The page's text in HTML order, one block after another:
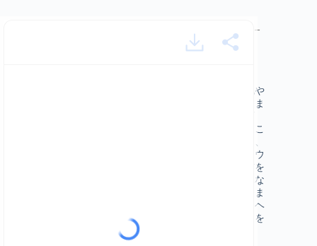
[ja] ヴェルサイユ宮殿の家具職人、ローラン・ジャナン –
この夏、私たちはヴェルサイユ宮殿を目指します。団地や
その工房にマイクを設置し、その芸術職の一端を紹介しま
家、装飾家、彫刻修復家、噴水職人、庭師などである。こ
れらの女性や男性は、ヴェルサイユ宮殿の遺産を維持し、
修復し、装飾を施しています。そのキャリアと動きのノウ
ハウを語っていただきました。以前は、壁掛け、壁に布を
敷く、トリミング、毛布、あるいは座席の張り地の復元な
ど。ヴェルサイユ宮殿では、椅子張り職人の技がそのまま
実践されている。家具職人のローラン・ジャンナンは、ヘ
シアン、リネン、馬の毛の香りが漂う彼の工房に私たちを